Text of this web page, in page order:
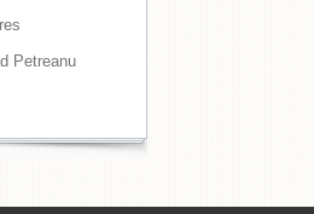
Petreanu